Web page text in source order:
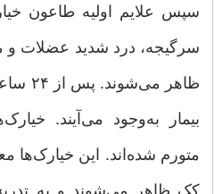
سپس علایم اولیه طاعون
سرگیجه، درد شدید عضلات و
ظاهر
بیمار به‌وجود می‌آیند.
متورم شده‌اند. این خیارک‌ها
کک ظاهر می‌شوند و به